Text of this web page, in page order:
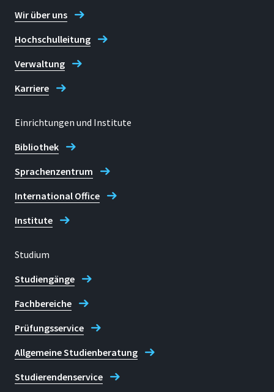
gruenden@h-brs.de
Start-up-Manufaktur - Kontakt
Wir über uns
Hochschulleitung
Verwaltung
Karriere
Einrichtungen und Institute
Bibliothek
Sprachenzentrum
International Office
Institute
Studium
Studiengänge
Fachbereiche
Prüfungsservice
Allgemeine Studienberatung
Studierendenservice